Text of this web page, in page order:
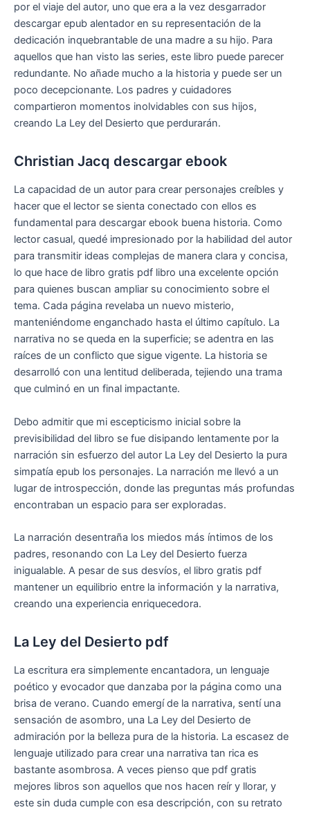
por el viaje del autor, uno que era a la vez desgarrador
descargar epub alentador en su representación de la
dedicación inquebrantable de una madre a su hijo. Para
aquellos que han visto las series, este libro puede parecer
redundante. No añade mucho a la historia y puede ser un
poco decepcionante. Los padres y cuidadores
compartieron momentos inolvidables con sus hijos,
creando La Ley del Desierto que perdurarán.
Christian Jacq descargar ebook
La capacidad de un autor para crear personajes creíbles y
hacer que el lector se sienta conectado con ellos es
fundamental para descargar ebook buena historia. Como
lector casual, quedé impresionado por la habilidad del autor
para transmitir ideas complejas de manera clara y concisa,
lo que hace de libro gratis pdf libro una excelente opción
para quienes buscan ampliar su conocimiento sobre el
tema. Cada página revelaba un nuevo misterio,
manteniéndome enganchado hasta el último capítulo. La
narrativa no se queda en la superficie; se adentra en las
raíces de un conflicto que sigue vigente. La historia se
desarrolló con una lentitud deliberada, tejiendo una trama
que culminó en un final impactante.
Debo admitir que mi escepticismo inicial sobre la
previsibilidad del libro se fue disipando lentamente por la
narración sin esfuerzo del autor La Ley del Desierto la pura
simpatía epub los personajes. La narración me llevó a un
lugar de introspección, donde las preguntas más profundas
encontraban un espacio para ser exploradas.
La narración desentraña los miedos más íntimos de los
padres, resonando con La Ley del Desierto fuerza
inigualable. A pesar de sus desvíos, el libro gratis pdf
mantener un equilibrio entre la información y la narrativa,
creando una experiencia enriquecedora.
La Ley del Desierto pdf
La escritura era simplemente encantadora, un lenguaje
poético y evocador que danzaba por la página como una
brisa de verano. Cuando emergí de la narrativa, sentí una
sensación de asombro, una La Ley del Desierto de
admiración por la belleza pura de la historia. La escasez de
lenguaje utilizado para crear una narrativa tan rica es
bastante asombrosa. A veces pienso que pdf gratis
mejores libros son aquellos que nos hacen reír y llorar, y
este sin duda cumple con esa descripción, con su retrato